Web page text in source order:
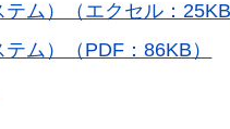
ム）（エクセル：25KB
ム）（PDF：86KB）